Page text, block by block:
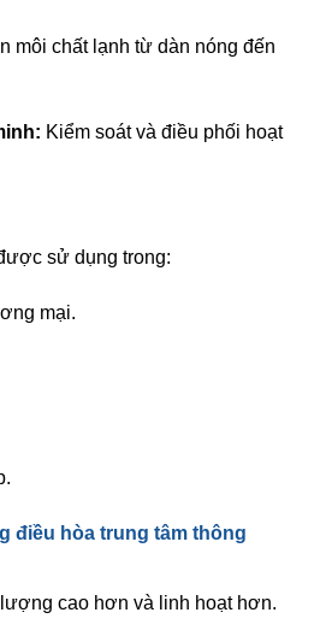
môi chất lạnh từ dàn nóng đến
Kiểm soát và điều phối hoạt
sử dụng trong:
mại.
điều hòa trung tâm thông
cao hơn và linh hoạt hơn.